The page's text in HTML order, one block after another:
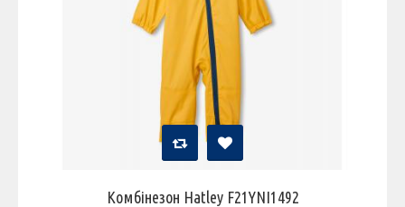
Комбінезон Hatley F21YNI1492